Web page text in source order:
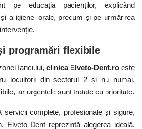
pe educația pacienților, explicând
a igienei orale, precum și pe urmărirea
programări flexibile
Iancului, clinica Elveto-Dent.roeste
locuitorii din sectorul 2 și nu numai.
iar urgențele sunt tratate cu prioritate.
servicii complete, profesionale și sigure,
Elveto Dent reprezintă alegerea ideală.